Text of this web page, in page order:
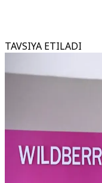
TAVSIYA ETILADI